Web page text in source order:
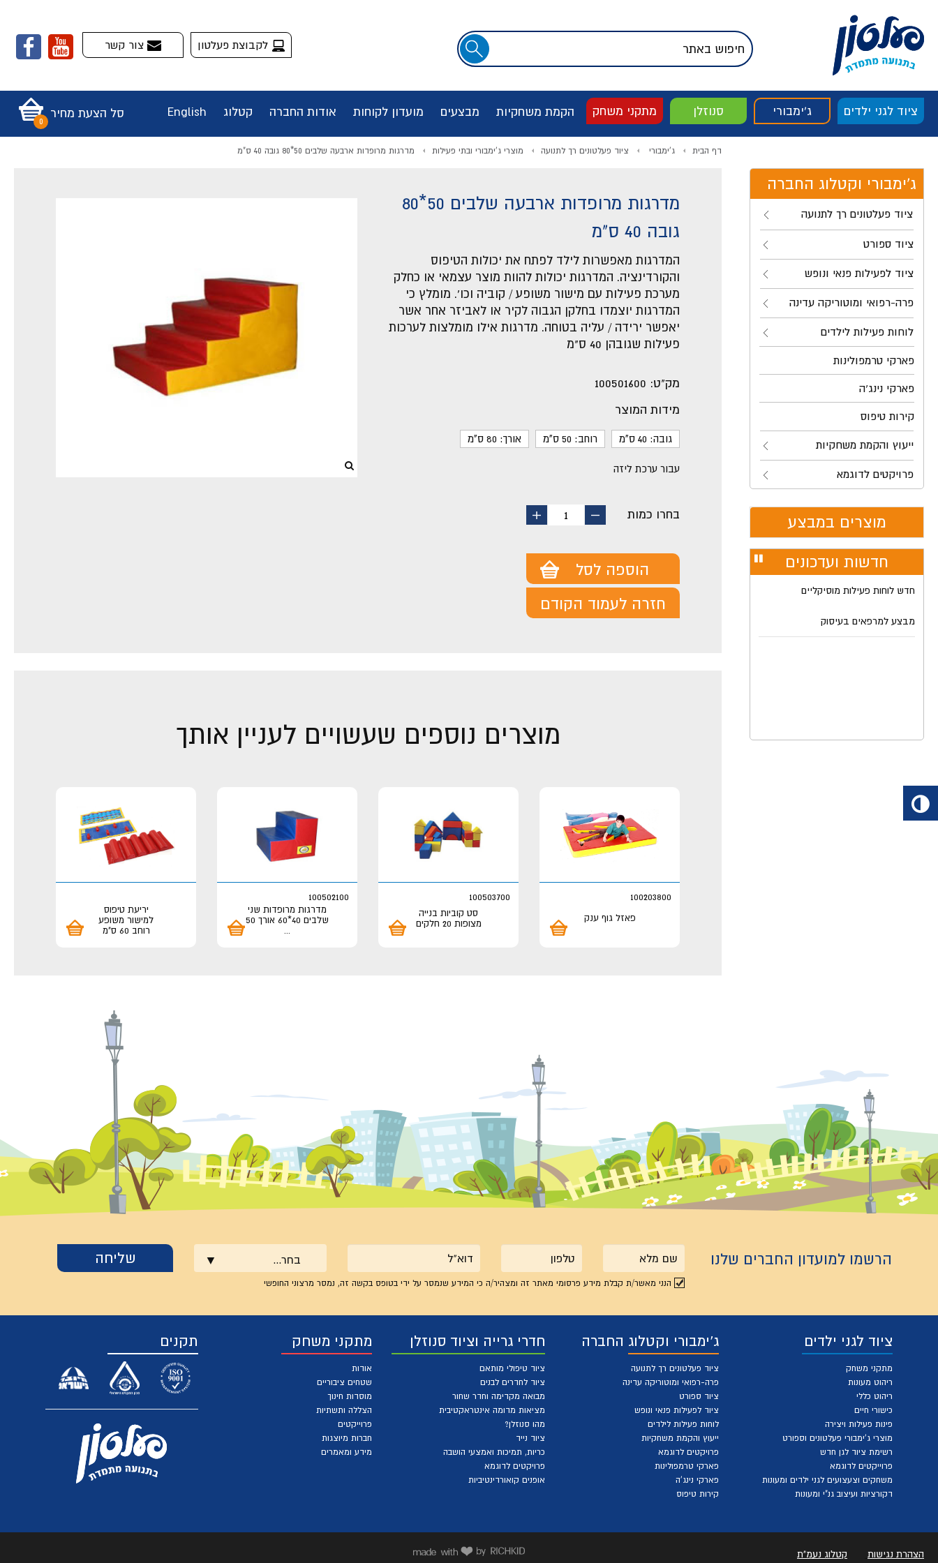
דלג לסרגל הניווט
דלג לתפריט ציוד
אודות החברה
דלג לסוף העמוד
חיפוש
לקבוצת פעלטון צור קשר
ציוד לגני ילדים ג'ימבורי סנוזלן מתקני משחק הקמת משחקיות מבצעים מועדון לקוחות אודות החברה קטלוג English סל הצעת מחיר
ג'ימבורי וקטלוג החברה
ציוד פעלטונים רך לתנועה
ציוד ספורט
ציוד לפעילות פנאי ונופש
פרה-רפואי ומוטוריקה עדינה
לוחות פעילות לילדים
פארקי טרמפולינות
פארקי נינג'ה
קירות טיפוס
ייעוץ והקמת משחקיות
פרויקטים לדוגמא
מוצרים במבצע
עצור
חדשות ועדכונים
חדש לוחות פעילות מוסיקליים
מבצע למרפאים בעיסוק
דף הבית ג'ימבורי ציוד פעלטונים רך לתנועה מוצרי ג'ימבורי ובתי פעילות מדרגות מרופדות ארבעה שלבים 50*80 גובה 40 ס"מ
מדרגות מרופדות ארבעה שלבים 50*80
גובה 40 ס"מ
המדרגות מאפשרות לילד לפתח את יכולות הטיפוס
והקורדינציה. המדרגות יכולות להוות מוצר עצמאי או כחלק
מערכת פעילות עם מישור משופע / קוביה וכו'. מומלץ כי
המדרגות יוצמדו בחלקן הגבוה לקיר או לאביזר אחר אשר
יאפשר ירידה / עליה בטוחה. מדרגות אילו מומלצות לערכות
פעילות שגובהן 40 ס"מ
מק"ט: 100501600
מידות המוצר
גובה: 40 ס"מ רוחב: 50 ס"מ אורך: 80 ס"מ
עבור ערכת ליזה
בחרו כמות
החסר
1
הוסף
הוספה לסל
חזרה לעמוד הקודם
מוצרים נוספים שעשויים לעניין אותך
100203800
פאזל גוף ענק
100503700
סט קוביות בנייה
מצופות 20 חלקים
100502100
מדרגות מרופדות שני
שלבים 40*60 אורך 50
יריעת טיפוס
למישור משופע
רוחב 60 ס"מ
הרשמו למועדון החברים שלנו
שם
בחר...
הנני מאשר/ת קבלת מידע פרסומי מאתר זה ומצהיר/ה כי המידע שנמסר על ידי בטופס בקשה זה, נמסר מרצוני החופשי
תקנים ציוד לגני ילדים
מתקני משחק
ריהוט מעונות
ריהוט כללי
כישורי חיים
פינות פעילות ויצירה
מוצרי ג'ימבורי פעלטונים וספורט
רשימת ציוד לגן חדש
פרוייקטים לדוגמא
משחקים וצעצועים לגני ילדים ומעונות
דקורציות ועיצוב גנ"י ומעונות
ג'ימבורי וקטלוג החברה
ציוד פעלטונים רך לתנועה
פרה-רפואי ומוטוריקה עדינה
ציוד ספורט
ציוד לפעילות פנאי ונופש
לוחות פעילות לילדים
ייעוץ והקמת משחקיות
פרויקטים לדוגמא
פארקי טרמפולינות
פארקי נינג'ה
קירות טיפוס
חדרי גרייה וציוד סנוזלן
ציוד טיפולי מותאם
ציוד לחדרים לבנים
מבואה מקדימה וחדר שחור
מציאות מדומה אינטראקטיבית
מהו סנוזלן?
ציוד נייד
כריות, תמיכות ואמצעי הושבה
פרויקטים לדוגמא
אופנים קואורדינטיביות
מתקני משחק
אודות
שטחים ציבוריים
מוסדות חינוך
הצללה ותשתיות
פרוייקטים
חברות מיוצגות
מידע ומאמרים
הצהרת נגישות קטלוג נעמ"ת